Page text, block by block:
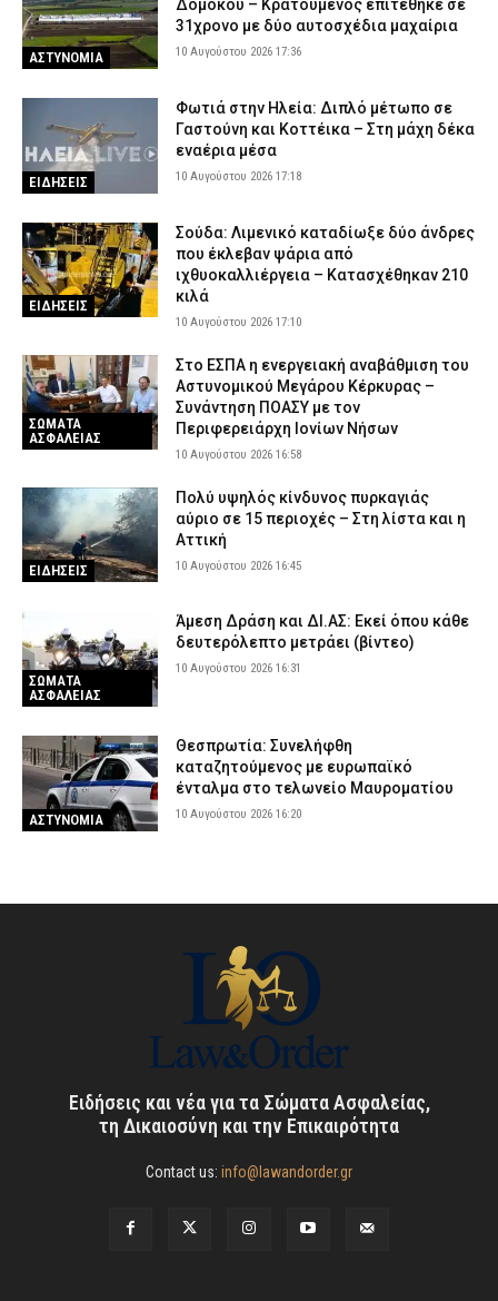
ΑΣΤΥΝΟΜΙΑ
Δομοκού – Κρατούμενος επιτέθηκε σε
31χρονο με δύο αυτοσχέδια μαχαίρια
10 Αυγούστου 2026 17:36
ΕΙΔΗΣΕΙΣ
Φωτιά στην Ηλεία: Διπλό μέτωπο σε
Γαστούνη και Κοττέικα – Στη μάχη δέκα
εναέρια μέσα
10 Αυγούστου 2026 17:18
ΕΙΔΗΣΕΙΣ
Σούδα: Λιμενικό καταδίωξε δύο άνδρες
που έκλεβαν ψάρια από
ιχθυοκαλλιέργεια – Κατασχέθηκαν 210
κιλά
10 Αυγούστου 2026 17:10
ΣΩΜΑΤΑ
ΑΣΦΑΛΕΙΑΣ
Στο ΕΣΠΑ η ενεργειακή αναβάθμιση του
Αστυνομικού Μεγάρου Κέρκυρας –
Συνάντηση ΠΟΑΣΥ με τον
Περιφερειάρχη Ιονίων Νήσων
10 Αυγούστου 2026 16:58
ΕΙΔΗΣΕΙΣ
Πολύ υψηλός κίνδυνος πυρκαγιάς
αύριο σε 15 περιοχές – Στη λίστα και η
Αττική
10 Αυγούστου 2026 16:45
ΣΩΜΑΤΑ
ΑΣΦΑΛΕΙΑΣ
Άμεση Δράση και ΔΙ.ΑΣ: Εκεί όπου κάθε
δευτερόλεπτο μετράει (βίντεο)
10 Αυγούστου 2026 16:31
ΑΣΤΥΝΟΜΙΑ
Θεσπρωτία: Συνελήφθη
καταζητούμενος με ευρωπαϊκό
ένταλμα στο τελωνείο Μαυροματίου
10 Αυγούστου 2026 16:20
Ειδήσεις και νέα για τα Σώματα Ασφαλείας,
τη Δικαιοσύνη και την Επικαιρότητα
Contact us: info@lawandorder.gr